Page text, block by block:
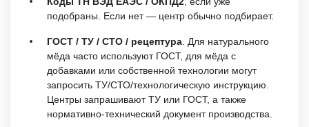
подобраны. Если нет — центр обычно подбирает.
ГОСТ / ТУ / СТО / рецептура. Для натурального
мёда часто используют ГОСТ, для мёда с
добавками или собственной технологии могут
запросить ТУ/СТО/технологическую инструкцию.
Центры запрашивают ТУ или ГОСТ, а также
нормативно-технический документ производства.